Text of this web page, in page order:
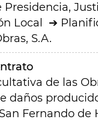
Presidencia,
Local
S.A.
de las
daños
Fernando de